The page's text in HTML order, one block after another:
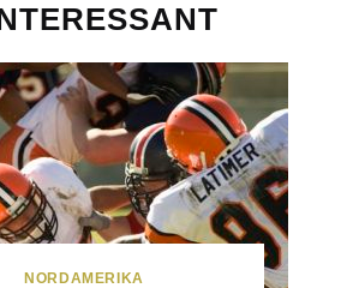
NORDAMERIKA